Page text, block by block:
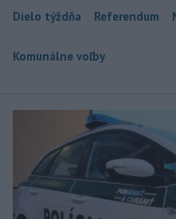
Dielo týždňa Referendum
Komunálne voľby